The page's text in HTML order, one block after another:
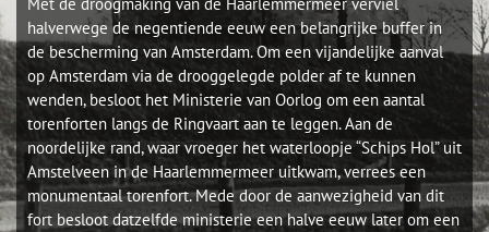
halverwege de negentiende eeuw een belangrijke buffer in
de bescherming van Amsterdam. Om een vijandelijke aanval
op Amsterdam via de drooggelegde polder af te kunnen
wenden, besloot het Ministerie van Oorlog om een aantal
torenforten langs de Ringvaart aan te leggen. Aan de
noordelijke rand, waar vroeger het waterloopje “Schips Hol” uit
Amstelveen in de Haarlemmermeer uitkwam, verrees een
monumentaal torenfort. Mede door de aanwezigheid van dit
fort besloot datzelfde ministerie een halve eeuw later om een